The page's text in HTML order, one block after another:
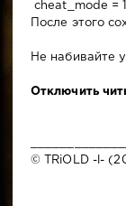
cheat_mode = 1
После этого
Не набивайте
Отключить
© TRiOLD -l-